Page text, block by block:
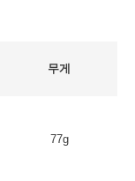
무게
77g